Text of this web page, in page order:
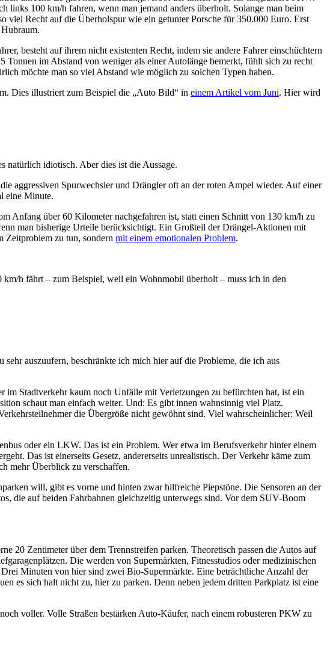
100 km/h fahren, wenn man jemand anders überholt. Solange man beim
viel Recht auf die Überholspur wie ein getunter Porsche für 350.000 Euro. Erst
besteht auf ihrem nicht existenten Recht, indem sie andere Fahrer einschüchtern
im Abstand von weniger als einer Autolänge bemerkt, fühlt sich zu recht
möchte man so viel Abstand wie möglich zu solchen Typen haben.
Dies illustriert zum Beispiel die „Auto Bild“ in einem Artikel vom Juni. Hier wird
natürlich idiotisch. Aber dies ist die Aussage.
aggressiven Spurwechsler und Drängler oft an der roten Ampel wieder. Auf einer
eine Minute.
Anfang über 60 Kilometer nachgefahren ist, statt einen Schnitt von 130 km/h zu
man bisherige Urteile berücksichtigt. Ein Großteil der Drängel-Aktionen mit
Zeitproblem zu tun, sondern mit einem emotionalen Problem.
h fährt – zum Beispiel, weil ein Wohnmobil überholt – muss ich in den
auszuufern, beschränkte ich mich hier auf die Probleme, die ich aus
Stadtverkehr kaum noch Unfälle mit Verletzungen zu befürchten hat, ist ein
schaut man einfach weiter. Und: Es gibt innen wahnsinnig viel Platz.
die Übergröße nicht gewöhnt sind. Viel wahrscheinlicher: Weil
oder ein LKW. Das ist ein Problem. Wer etwa im Berufsverkehr hinter einem
Das ist einerseits Gesetz, andererseits unrealistisch. Der Verkehr käme zum
mehr Überblick zu verschaffen.
will, gibt es vorne und hinten zwar hilfreiche Piepstöne. Die Sensoren an der
die auf beiden Fahrbahnen gleichzeitig unterwegs sind. Vor dem SUV-Boom
20 Zentimeter über dem Trennstreifen parken. Theoretisch passen die Autos auf
Die werden von Supermärkten, Fitnesstudios oder medizinischen
Minuten von hier sind zwei Bio-Supermärkte. Eine beträchtliche Anzahl der
es sich halt nicht zu, hier zu parken. Denn neben jedem dritten Parkplatz ist eine
voller. Volle Straßen bestärken Auto-Käufer, nach einem robusteren PKW zu